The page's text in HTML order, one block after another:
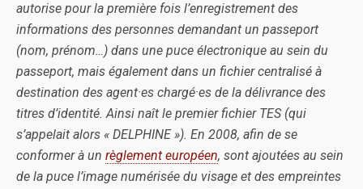
autorise pour la première fois l’enregistrement des
informations des personnes demandant un passeport
(nom, prénom…) dans une puce électronique au sein du
passeport, mais également dans un fichier centralisé à
destination des agent·es chargé·es de la délivrance des
titres d’identité. Ainsi naît le premier fichier TES (qui
s’appelait alors « DELPHINE »). En 2008, afin de se
conformer à un règlement européen, sont ajoutées au sein
de la puce l’image numérisée du visage et des empreintes